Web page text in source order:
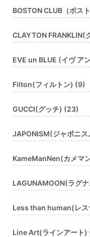
BOSTON CLUB（ボス
CLAYTON FRANKLIN(
EVE un BLUE (イヴ ア
Filton(フィルトン) (9)
GUCCI(グッチ) (23)
JAPONISM(ジャポニ
KameManNen(カメマ
LAGUNAMOON(ラグ
Less than human(レス
Line Art(ラインアート)